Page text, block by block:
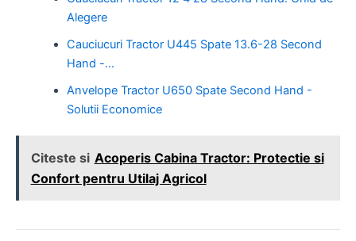
Alegere
Cauciucuri Tractor U445 Spate 13.6-28 Second
Hand -…
Anvelope Tractor U650 Spate Second Hand -
Solutii Economice
Citeste si Acoperis Cabina Tractor: Protectie si
Confort pentru Utilaj Agricol